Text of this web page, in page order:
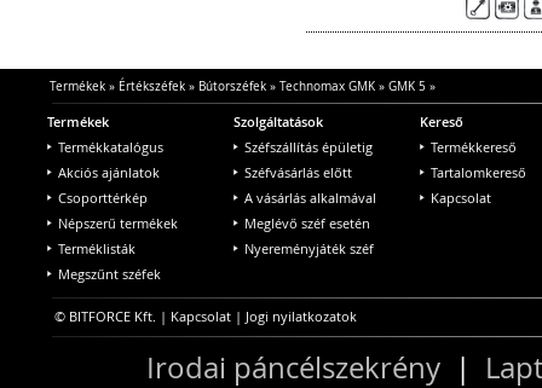
Termékek» Értékszéfek» Bútorszéfek» Technomax GMK» GMK 5»
Termékek
Termékkatalógus
Akciós ajánlatok
Csoporttérkép
Népszerű termékek
Terméklisták
Megszűnt széfek
Szolgáltatások
Széfszállítás épületig
Széfvásárlás előtt
A vásárlás alkalmával
Meglévő széf esetén
Nyereményjáték széf
Kereső
Termékkereső
Tartalomkereső
Kapcsolat
© BITFORCE Kft. | Kapcsolat | Jogi nyilatkozatok
Irodai páncélszekrény |